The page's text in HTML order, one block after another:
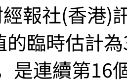
經報社(香港)
的臨時估計
是連續第16